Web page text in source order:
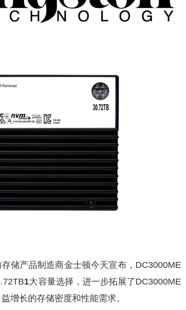
储产品制造商金士顿今天宣布，DC3000ME
1大容量选择，进一步拓展了DC3000ME
增长的存储密度和性能需求。